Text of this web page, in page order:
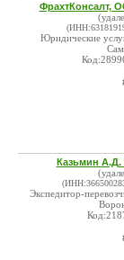
ФрахтКонсалт,
Юридические
Казьмин А.Д.
Экспедитор-